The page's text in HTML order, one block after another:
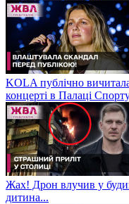
KOLA публічно
концерті в Палаці
Жах! Дрон влучив у
дитина...